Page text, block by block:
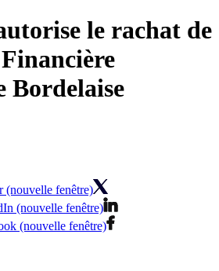
le rachat de
Bordelaise
(nouvelle fenêtre)
(nouvelle fenêtre)
(nouvelle fenêtre)